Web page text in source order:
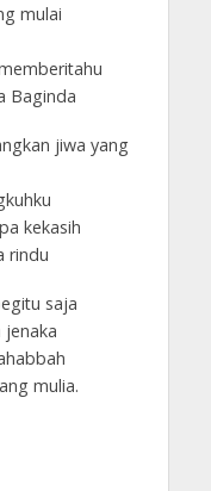
mulai
Baginda
jiwa yang
kekasih
rindu
saja
jenaka
mulia.